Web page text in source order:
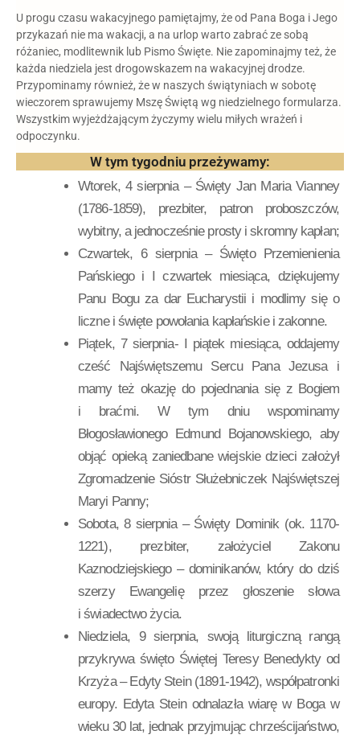
U progu czasu wakacyjnego pamiętajmy, że od Pana Boga i Jego
przykazań nie ma wakacji, a na urlop warto zabrać ze sobą
różaniec, modlitewnik lub Pismo Święte. Nie zapominajmy też, że
każda niedziela jest drogowskazem na wakacyjnej drodze.
Przypominamy również, że w naszych świątyniach w sobotę
wieczorem sprawujemy Mszę Świętą wg niedzielnego formularza.
Wszystkim wyjeżdżającym życzymy wielu miłych wrażeń i
odpoczynku.
W tym tygodniu przeżywamy:
Wtorek, 4 sierpnia – Święty Jan Maria Vianney
(1786-1859), prezbiter, patron proboszczów,
wybitny, a jednocześnie prosty i skromny kapłan;
Czwartek, 6 sierpnia – Święto Przemienienia
Pańskiego i I czwartek miesiąca, dziękujemy
Panu Bogu za dar Eucharystii i modlimy się o
liczne i święte powołania kapłańskie i zakonne.
Piątek, 7 sierpnia- I piątek miesiąca, oddajemy
cześć Najświętszemu Sercu Pana Jezusa i
mamy też okazję do pojednania się z Bogiem
i braćmi. W tym dniu wspominamy
Błogosławionego Edmund Bojanowskiego, aby
objąć opieką zaniedbane wiejskie dzieci założył
Zgromadzenie Sióstr Służebniczek Najświętszej
Maryi Panny;
Sobota, 8 sierpnia – Święty Dominik (ok. 1170-
1221), prezbiter, założyciel Zakonu
Kaznodziejskiego – dominikanów, który do dziś
szerzy Ewangelię przez głoszenie słowa
i świadectwo życia.
Niedziela, 9 sierpnia, swoją liturgiczną rangą
przykrywa święto Świętej Teresy Benedykty od
Krzyża – Edyty Stein (1891-1942), współpatronki
europy. Edyta Stein odnalazła wiarę w Boga w
wieku 30 lat, jednak przyjmując chrześcijaństwo,